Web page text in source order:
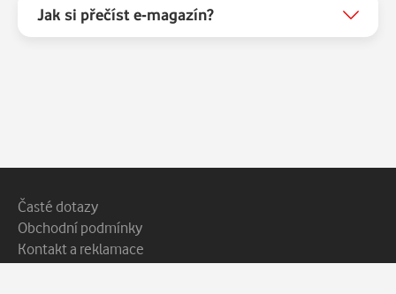
Jak si přečíst e-magazín?
Patička webu
Vedlejší navigace
Časté dotazy
Obchodní podmínky
Kontakt a reklamace